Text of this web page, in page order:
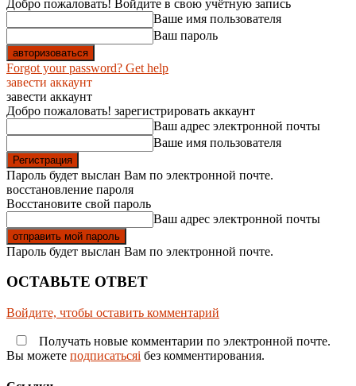
Добро пожаловать! Войдите в свою учётную запись
Ваше имя пользователя
Ваш пароль
Forgot your password? Get help
завести аккаунт
завести аккаунт
Добро пожаловать! зарегистрировать аккаунт
Ваш адрес электронной почты
Ваше имя пользователя
Пароль будет выслан Вам по электронной почте.
восстановление пароля
Восстановите свой пароль
Ваш адрес электронной почты
Пароль будет выслан Вам по электронной почте.
ОСТАВЬТЕ ОТВЕТ
Войдите, чтобы оставить комментарий
Получать новые комментарии по электронной почте.
Вы можете подписатьсяi без комментирования.